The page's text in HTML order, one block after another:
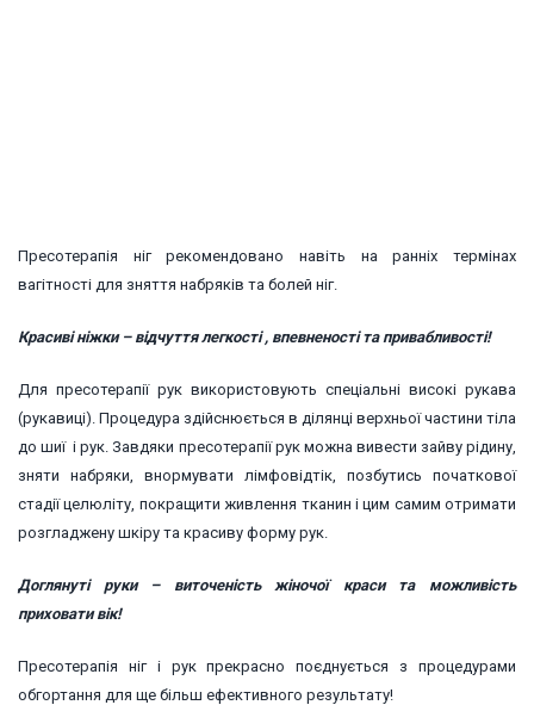
Пресотерапія ніг рекомендовано навіть на ранніх термінах
вагітності для зняття набряків та болей ніг.
Красиві ніжки – відчуття легкості , впевненості та привабливості!
Для пресотерапії рук використовують спеціальні високі рукава
(рукавиці). Процедура здійснюється в ділянці верхньої частини тіла
до шиї і рук. Завдяки пресотерапії рук можна вивести зайву рідину,
зняти набряки, внормувати лімфовідтік, позбутись початкової
стадії целюліту, покращити живлення тканин і цим самим отримати
розгладжену шкіру та красиву форму рук.
Доглянуті руки – виточеність жіночої краси та можливість
приховати вік!
Пресотерапія ніг і рук прекрасно поєднується з процедурами
обгортання для ще більш ефективного результату!